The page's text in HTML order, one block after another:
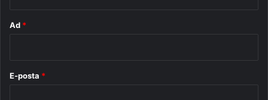
Ad *
E-posta *